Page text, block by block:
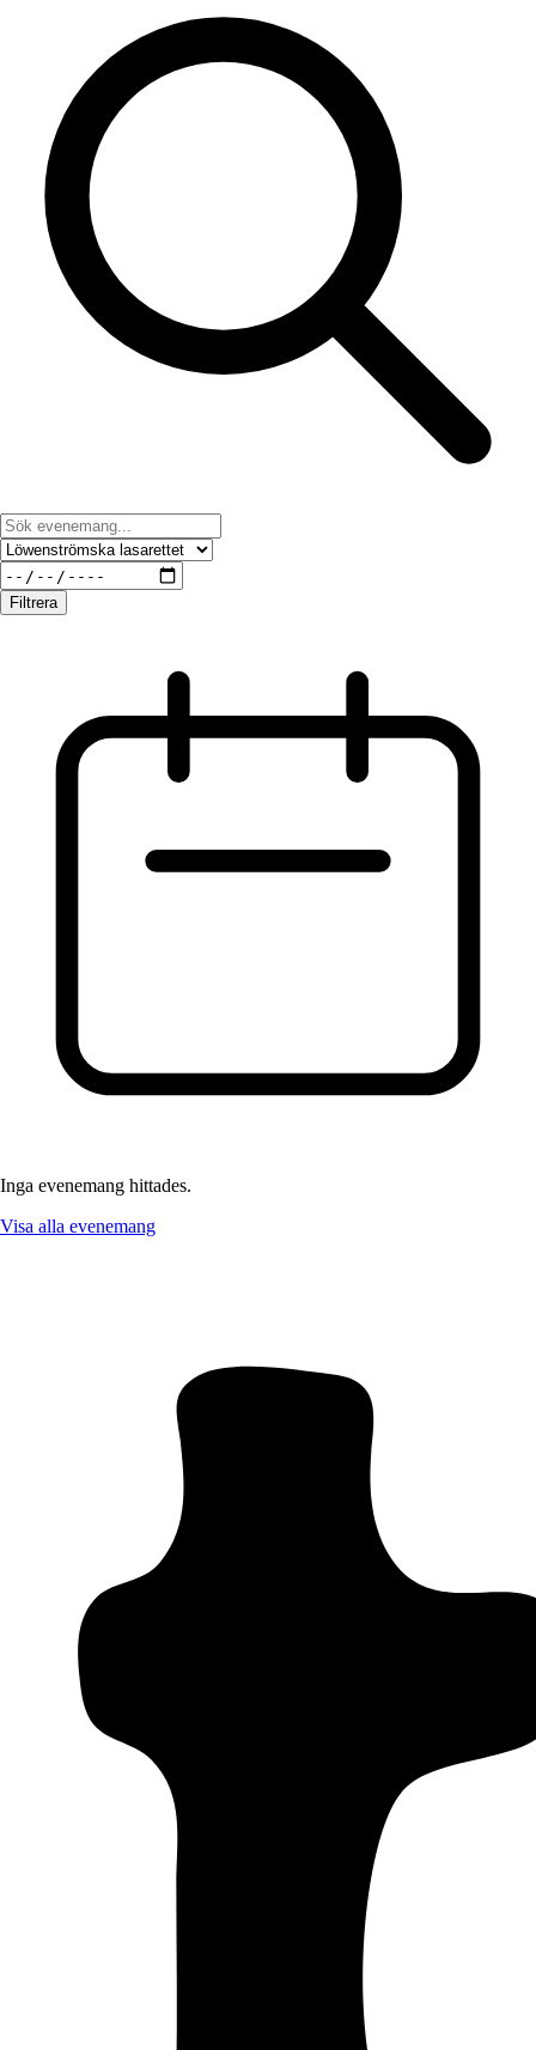
Filtrera
Inga evenemang hittades.
Visa alla evenemang